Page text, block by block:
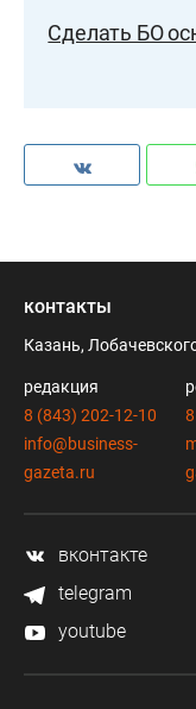
Сделать БО
контакты
Казань,
редакция
8 (843) 202-12-10
info@business-
gazeta.ru
вконтакте
telegram
youtube